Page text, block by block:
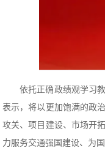
依托正确政绩观学习
表示，将以更加饱满的政
攻关、项目建设、市场开
力服务交通强国建设、为